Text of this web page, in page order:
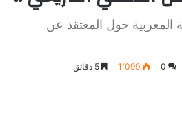
المغربية حول المعتقد عن
0 1٬099